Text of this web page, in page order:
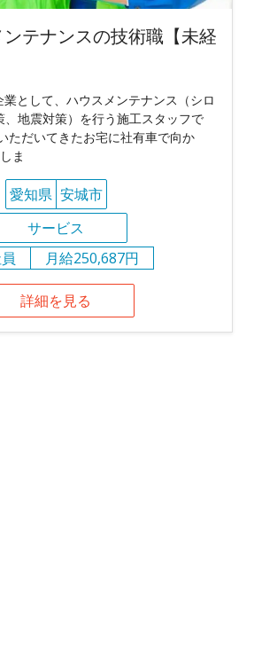
テナンスの技術職【未経
業として、ハウスメンテナンス（シロ
、地震対策）を行う施工スタッフで
ただいてきたお宅に社有車で向か
ま
愛知県 安城市
サービス
月給250,687円
詳細を見る